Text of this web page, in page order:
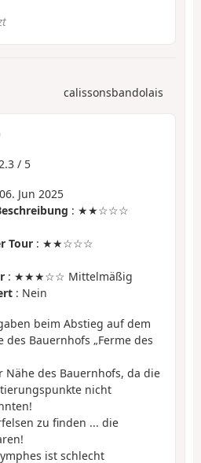
calissonsbandolais
/ 5
Jun 2025
: ★★☆☆☆
Tour : ★★☆☆☆
: ★★★☆☆ Mittelmäßig
: Nein
beim Abstieg auf dem
des Bauernhofs „Ferme des
des Bauernhofs, da die
nicht
zu finden ... die
ist schlecht